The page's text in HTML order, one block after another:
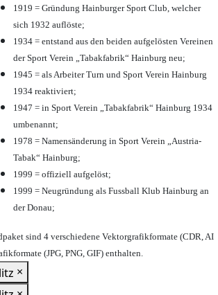
1919 = Gründung Hainburger Sport Club, welcher
sich 1932 auflöste;
1934 = entstand aus den beiden aufgelösten Vereinen
der Sport Verein „Tabakfabrik“ Hainburg neu;
1945 = als Arbeiter Turn und Sport Verein Hainburg
1934 reaktiviert;
1947 = in Sport Verein „Tabakfabrik“ Hainburg 1934
umbenannt;
1978 = Namensänderung in Sport Verein „Austria-
Tabak“ Hainburg;
1999 = offiziell aufgelöst;
1999 = Neugründung als Fussball Klub Hainburg an
der Donau;
sind 4 verschiedene Vektorgrafikformate (CDR, AI
(JPG, PNG, GIF) enthalten.
×